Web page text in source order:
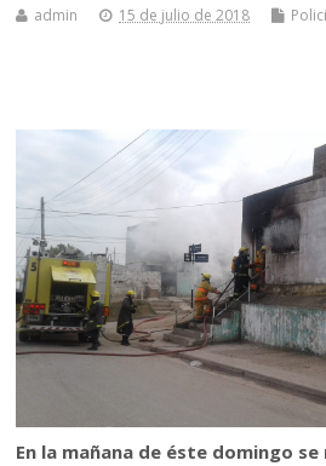
admin 15 de julio de 2018
En la mañana de éste domingo